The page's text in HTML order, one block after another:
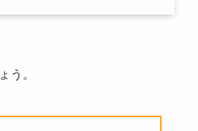
う。